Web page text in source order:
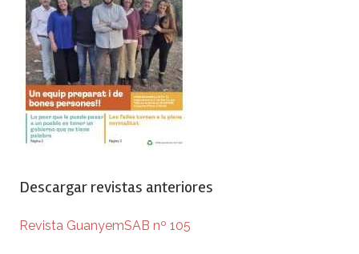
Descargar revistas anteriores
Revista GuanyemSAB nº 105